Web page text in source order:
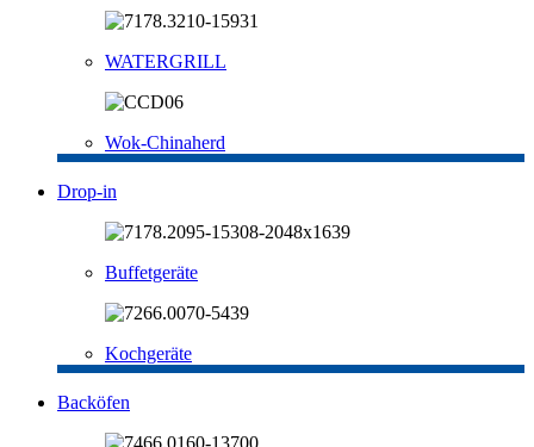
WATERGRILL
Wok-Chinaherd
Drop-in
Buffetgeräte
Kochgeräte
Backöfen